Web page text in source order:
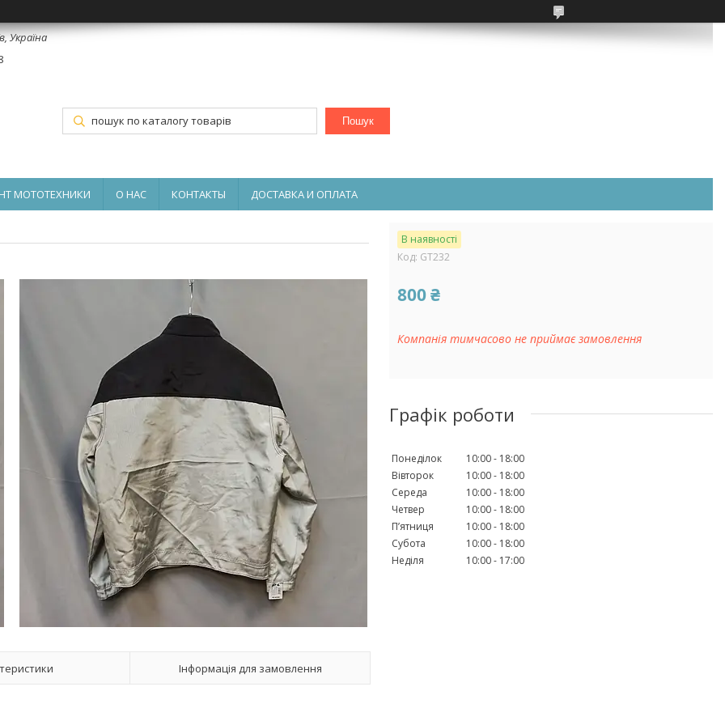
Україна
Пошук
МОТОТЕХНИКИ О НАС КОНТАКТЫ ДОСТАВКА И ОПЛАТА
Інформація для замовлення
В наявності
Код: GT232
800 ₴
Компанія тимчасово не приймає замовлення
Графік роботи
Понеділок 10:00
18:00
Вівторок
10:00
18:00
Середа
10:00
18:00
Четвер
10:00
18:00
Пʼятниця
10:00
18:00
Субота
10:00
18:00
Неділя
10:00 17:00